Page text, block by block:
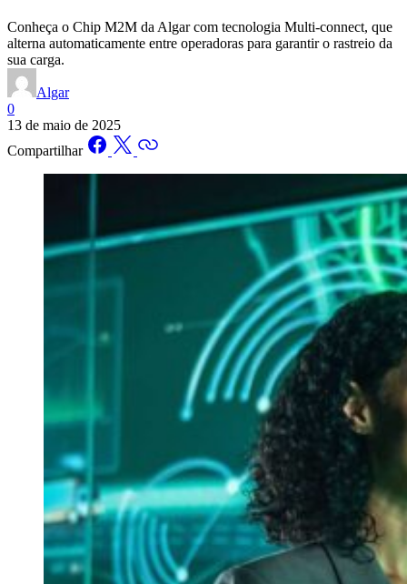
Conheça o Chip M2M da Algar com tecnologia Multi-connect, que
alterna automaticamente entre operadoras para garantir o rastreio da
sua carga.
Algar
0
13 de maio de 2025
Compartilhar